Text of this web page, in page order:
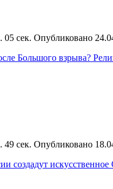
05 сек. Опубликовано
Большого взрыва?
49 сек. Опубликовано
создадут искусственное